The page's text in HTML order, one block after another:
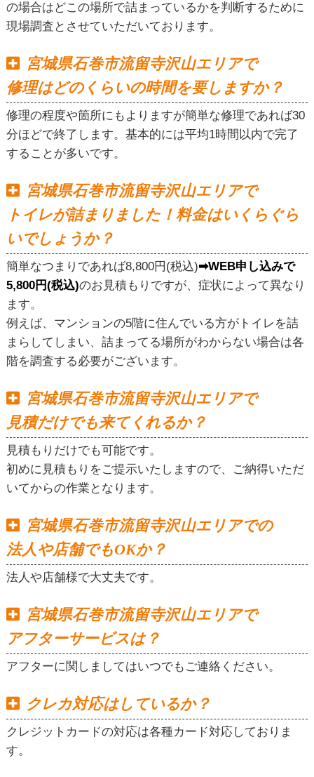
の場合はどこの場所で詰まっているかを判断するために
現場調査とさせていただいております。
宮城県石巻市流留寺沢山エリアで
修理はどのくらいの時間を要しますか？
修理の程度や箇所にもよりますが簡単な修理であれば30
分ほどで終了します。基本的には平均1時間以内で完了
することが多いです。
宮城県石巻市流留寺沢山エリアで
トイレが詰まりました！料金はいくらぐら
いでしょうか？
簡単なつまりであれば8,800円(税込)➡WEB申し込みで
5,800円(税込)のお見積もりですが、症状によって異なり
ます。
例えば、マンションの5階に住んでいる方がトイレを詰
まらしてしまい、詰まってる場所がわからない場合は各
階を調査する必要がございます。
宮城県石巻市流留寺沢山エリアで
見積だけでも来てくれるか？
見積もりだけでも可能です。
初めに見積もりをご提示いたしますので、ご納得いただ
いてからの作業となります。
宮城県石巻市流留寺沢山エリアでの
法人や店舗でもOKか？
法人や店舗様で大丈夫です。
宮城県石巻市流留寺沢山エリアで
アフターサービスは？
アフターに関しましてはいつでもご連絡ください。
クレカ対応はしているか？
クレジットカードの対応は各種カード対応しておりま
す。